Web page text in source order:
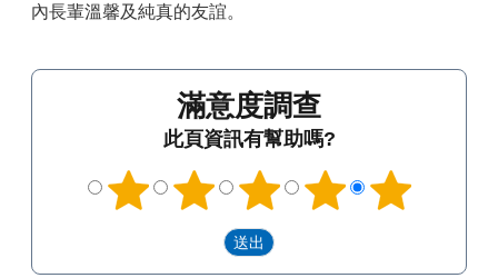
內長輩溫馨及純真的友誼。
滿意度調查
此頁資訊有幫助嗎?